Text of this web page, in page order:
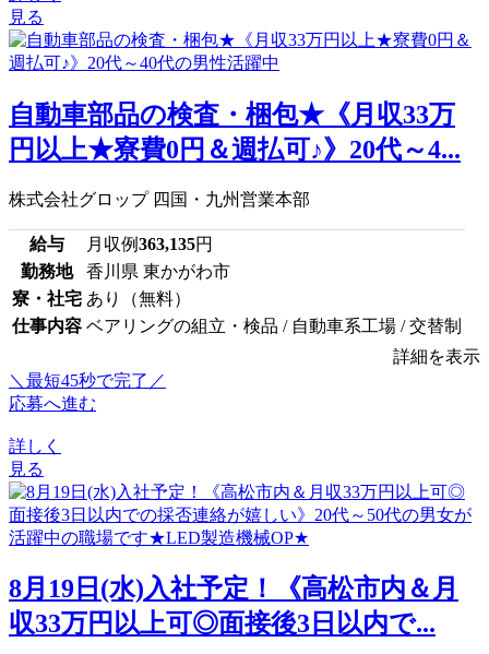
見る
自動車部品の検査・梱包★《月収33万
円以上★寮費0円＆週払可♪》20代～4...
株式会社グロップ 四国・九州営業本部
給与 月収例363,135円
勤務地
香川県 東かがわ市
寮・社宅 あり（無料）
仕事内容 ベアリングの組立・検品 / 自動車系工場 / 交替制
詳細を表示
＼最短45秒で完了／
応募へ進む
詳しく
見る
8月19日(水)入社予定！《高松市内＆月
収33万円以上可◎面接後3日以内で...